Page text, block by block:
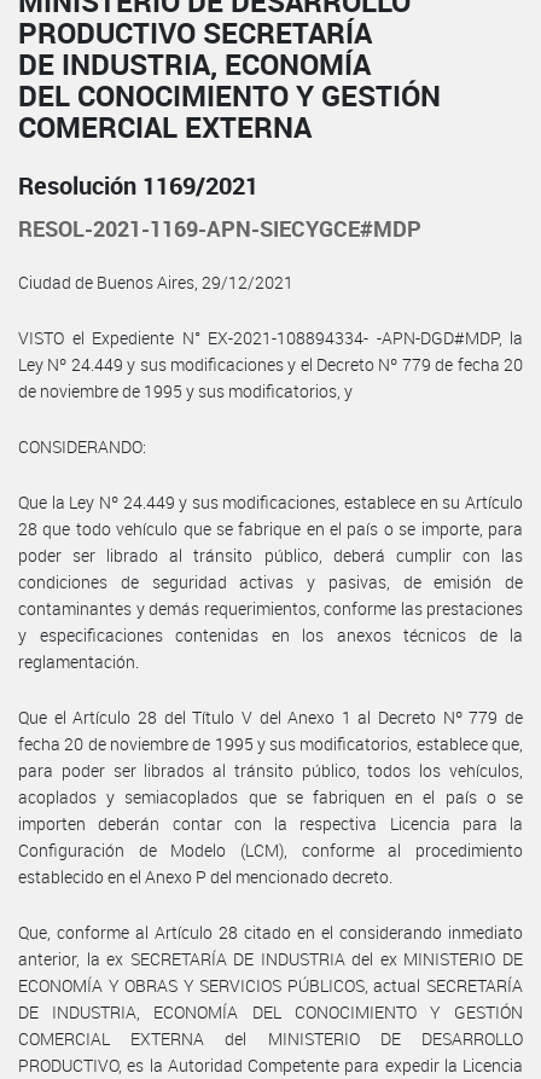
PRODUCTIVO SECRETARÍA
DE INDUSTRIA, ECONOMÍA
DEL CONOCIMIENTO Y GESTIÓN
COMERCIAL EXTERNA
Resolución 1169/2021
RESOL-2021-1169-APN-SIECYGCE#MDP
Ciudad de Buenos Aires, 29/12/2021
VISTO el Expediente N° EX-2021-108894334- -APN-DGD#MDP, la
Ley Nº 24.449 y sus modificaciones y el Decreto Nº 779 de fecha 20
de noviembre de 1995 y sus modificatorios, y
CONSIDERANDO:
Que la Ley Nº 24.449 y sus modificaciones, establece en su Artículo
28 que todo vehículo que se fabrique en el país o se importe, para
poder ser librado al tránsito público, deberá cumplir con las
condiciones de seguridad activas y pasivas, de emisión de
contaminantes y demás requerimientos, conforme las prestaciones
y especificaciones contenidas en los anexos técnicos de la
reglamentación.
Que el Artículo 28 del Título V del Anexo 1 al Decreto Nº 779 de
fecha 20 de noviembre de 1995 y sus modificatorios, establece que,
para poder ser librados al tránsito público, todos los vehículos,
acoplados y semiacoplados que se fabriquen en el país o se
importen deberán contar con la respectiva Licencia para la
Configuración de Modelo (LCM), conforme al procedimiento
establecido en el Anexo P del mencionado decreto.
Que, conforme al Artículo 28 citado en el considerando inmediato
anterior, la ex SECRETARÍA DE INDUSTRIA del ex MINISTERIO DE
ECONOMÍA Y OBRAS Y SERVICIOS PÚBLICOS, actual SECRETARÍA
DE INDUSTRIA, ECONOMÍA DEL CONOCIMIENTO Y GESTIÓN
COMERCIAL EXTERNA del MINISTERIO DE DESARROLLO
PRODUCTIVO, es la Autoridad Competente para expedir la Licencia